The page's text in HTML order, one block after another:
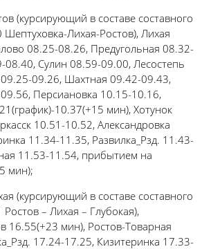
(курсирующий в составе составного
Лихая-Ростов), Лихая
08.25-08.26, Предугольная 08.32-
08.40, Сулин 08.59-09.00, Лесостепь
09.26, Шахтная 09.42-09.43,
Персиановка 10.15-10.16,
10.37(+15 мин), Хотунок
10.51-10.52, Александровка
11.34-11.35, Развилка_Рзд. 11.43-
11.53-11.54, прибытием на
мин);
(курсирующий в составе составного
– Лихая – Глубокая),
16.55(+23 мин), Ростов-Товарная
17.24-17.25, Кизитеринка 17.33-